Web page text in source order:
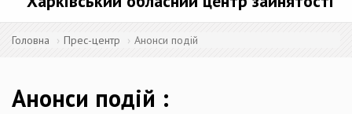
Головна Прес-центр Анонси подій
Анонси подій